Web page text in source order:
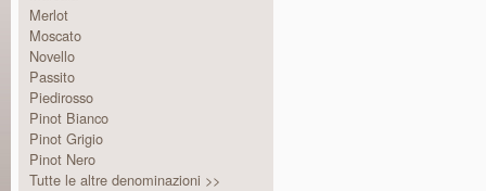
Merlot
Moscato
Novello
Passito
Piedirosso
Pinot Bianco
Pinot Grigio
Pinot Nero
Tutte le altre denominazioni >>